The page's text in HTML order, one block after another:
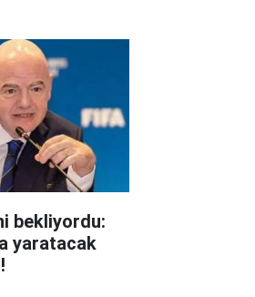
bekliyordu:
yaratacak